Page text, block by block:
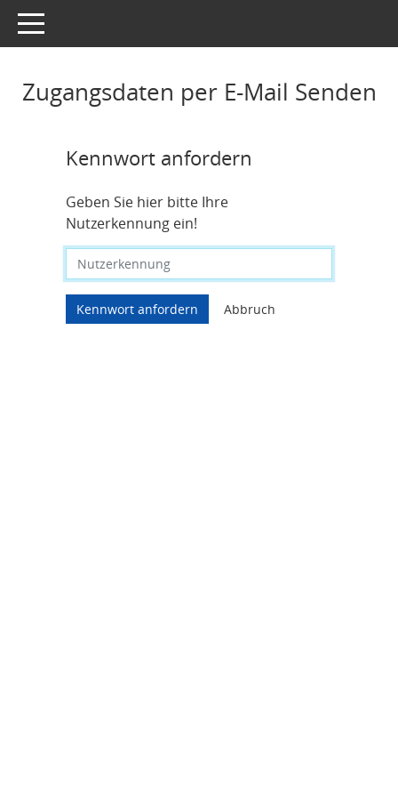
Toggle navigation
Zugangsdaten per E-Mail Senden
Kennwort anfordern
Geben Sie hier bitte Ihre
Nutzerkennung ein!